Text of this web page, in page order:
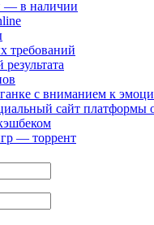
— в наличии
требований
с вниманием к
сайт платформы
— торрент